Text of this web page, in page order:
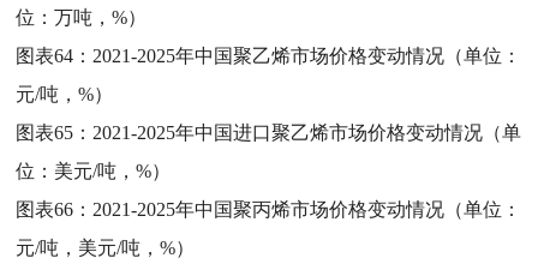
位：万吨，%）
图表64： 2021-2025年中国聚乙烯市场价格变动情况（单位：
元/吨，%）
图表65： 2021-2025年中国进口聚乙烯市场价格变动情况（单
位：美元/吨，%）
图表66： 2021-2025年中国聚丙烯市场价格变动情况（单位：
元/吨，美元/吨，%）